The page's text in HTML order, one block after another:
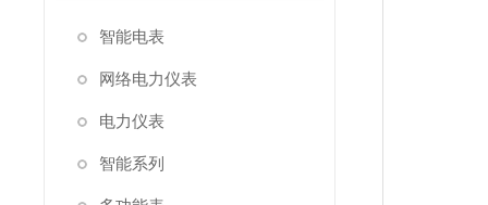
智能电表
网络电力仪表
电力仪表
智能系列